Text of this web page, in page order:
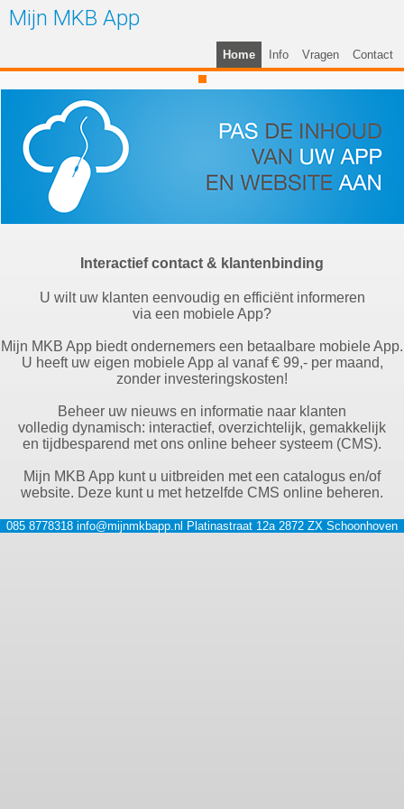
Mijn MKB App
Home Info Vragen Contact
Interactief contact & klantenbinding
U wilt uw klanten eenvoudig en efficiënt informeren
via een mobiele App?
Mijn MKB App biedt ondernemers een betaalbare mobiele App.
U heeft uw eigen mobiele App al vanaf € 99,- per maand,
zonder investeringskosten!
Beheer uw nieuws en informatie naar klanten
volledig dynamisch: interactief, overzichtelijk, gemakkelijk
en tijdbesparend met ons online beheer systeem (CMS).
Mijn MKB App kunt u uitbreiden met een catalogus en/of
website. Deze kunt u met hetzelfde CMS online beheren.
085 8778318 info@mijnmkbapp.nl Platinastraat 12a 2872 ZX Schoonhoven